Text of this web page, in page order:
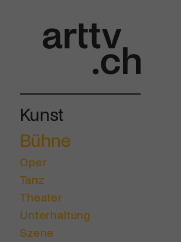
Kunst
Bühne
Oper
Tanz
Theater
Unterhaltung
Szene